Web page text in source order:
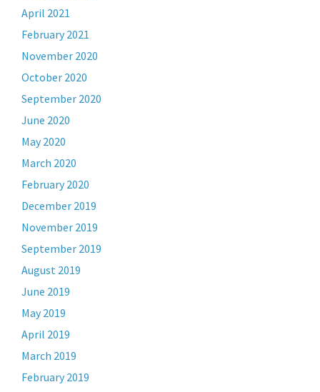
April 2021
February 2021
November 2020
October 2020
September 2020
June 2020
May 2020
March 2020
February 2020
December 2019
November 2019
September 2019
August 2019
June 2019
May 2019
April 2019
March 2019
February 2019